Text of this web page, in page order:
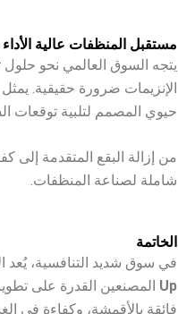
مستقبل المنظفات عالية الأداء
يتجه السوق العالمي نحو
الإنزيمات ضرورة حقيقية. يمثل
حيوي المصمم لتلبية توقعات
من إزالة البقع المتقدمة إلى
شاملة لصناعة المنظفات.
الخاتمة
في سوق شديد التنافسية، يُعد
Up المصنعين القدرة على
فائقة بالأقمشة، وكفاءة في